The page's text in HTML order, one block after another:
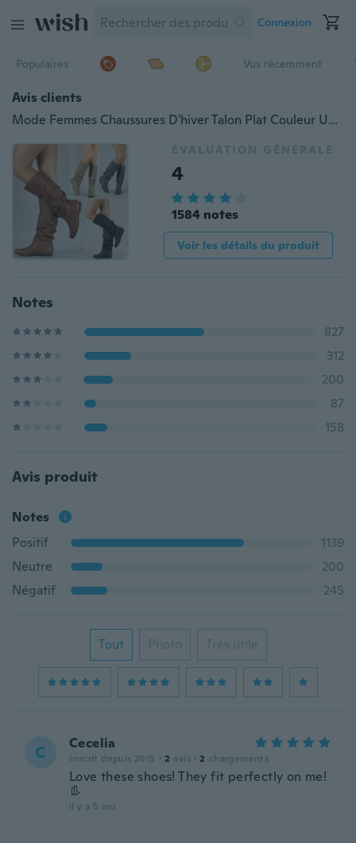
Connexion
Populaires Vus récemment
Avis clients
Mode Femmes Chaussures D'hiver Talon Plat Couleur Unie Longues Bottes Bout Pointu Genou Haute Dames Bottes Cuir Couture Casual Fille Mignon Appartements Botte Chaussures En Plein Air Antidérapant Chaussons
ÉVALUATION GÉNÉRALE
4
1584 notes
Voir les détails du produit
Notes
827
312
200
87
158
Avis produit
Notes
Positif
1139
Neutre
200
Négatif
245
Tout Photo Très utile
C Cecelia
Inscrit depuis 2015 · 2 avis · 2 chargements
Love these shoes! They fit perfectly on me!
👢
il y a 5 ans